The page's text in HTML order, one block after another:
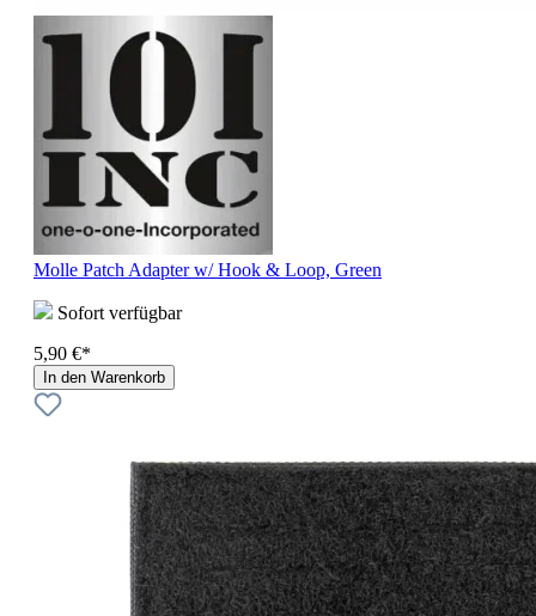
Molle Patch Adapter w/ Hook & Loop, Green
Sofort verfügbar
5,90 €*
In den Warenkorb